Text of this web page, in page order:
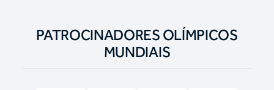
PATROCINADORES OLÍMPICOS
MUNDIAIS